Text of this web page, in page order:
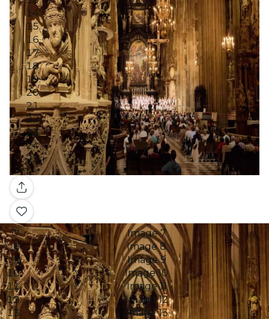
Galería
Image 1
Image 2
Image 7
Image 8
Image 9
Image 10
Image 11
Image 12
Image 13